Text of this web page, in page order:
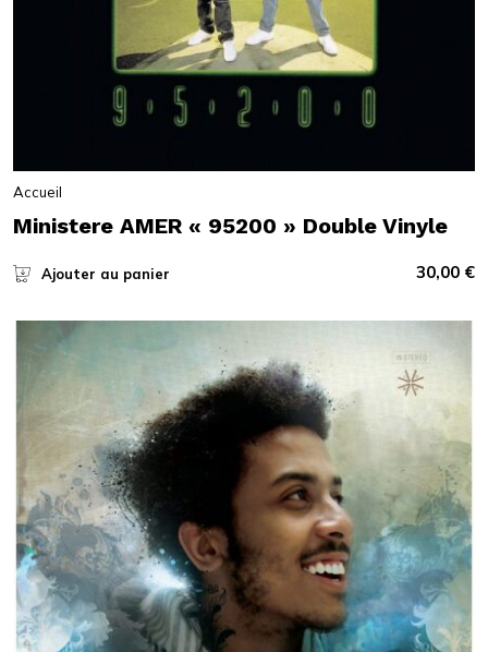
Accueil
Ministere AMER « 95200 » Double Vinyle
Ajouter au panier 30,00 €